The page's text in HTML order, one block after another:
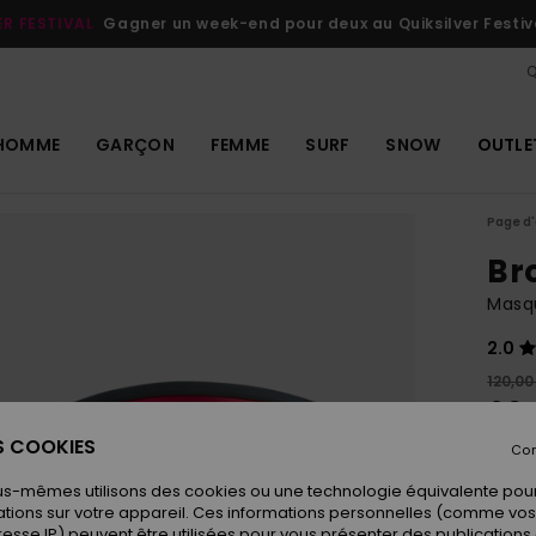
FESTIVAL Gagner un week-end pour deux au Quiksilver
GARÇON FEMME SURF SNOW
Page
2.0
COOKIES
mêmes utilisons des cookies ou une technologie équivalente
sur votre appareil. Ces informations personnelles (comme